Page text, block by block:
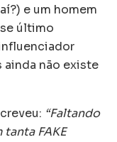
e um homem
último
ainda não existe
“Faltando
FAKE